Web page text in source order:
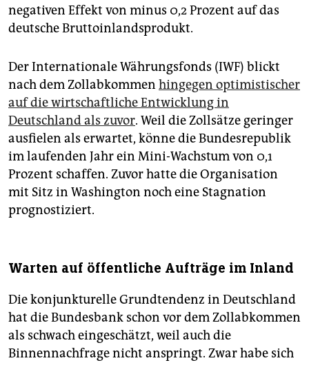
negativen Effekt von minus 0,2 Prozent auf das
deutsche Bruttoinlandsprodukt.
Der Internationale Währungsfonds (IWF) blickt
nach dem Zollabkommen hingegen optimistischer
auf die wirtschaftliche Entwicklung in
Deutschland als zuvor. Weil die Zollsätze geringer
ausfielen als erwartet, könne die Bundesrepublik
im laufenden Jahr ein Mini-Wachstum von 0,1
Prozent schaffen. Zuvor hatte die Organisation
mit Sitz in Washington noch eine Stagnation
prognostiziert.
Warten auf öffentliche Aufträge im Inland
Die konjunkturelle Grundtendenz in Deutschland
hat die Bundesbank schon vor dem Zollabkommen
als schwach eingeschätzt, weil auch die
Binnennachfrage nicht anspringt. Zwar habe sich